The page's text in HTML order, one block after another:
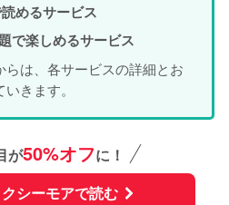
めるサービス
で楽しめるサービス
らは、各サービスの詳細とお
きます。
が50%オフに！
シーモアで読む